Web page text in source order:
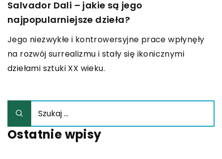
Salvador Dali – jakie są jego
najpopularniejsze dzieła?
Jego niezwykłe i kontrowersyjne prace wpłynęły
na rozwój surrealizmu i stały się ikonicznymi
dziełami sztuki XX wieku.
Ostatnie wpisy